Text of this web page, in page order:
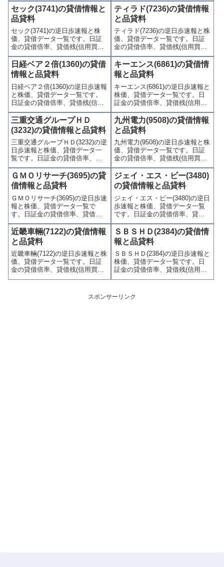
(逆日歩)、東証の週末残高、規制
(注意喚起・申込停止)など、空売
り関連情報を集計し、図解でわ
かりやすくまとめて掲載してい
ます。
歩)、東証の週末残高、規制(注意
喚起・申込停止)など、空売り関
連情報を集計し、図解でわかり
やすくまとめて掲載していま
す。
セック(3741)の貸借情報と
品貸料
セック(3741)の逆日歩速報と株
価、貸借データ一覧です。日証
金の貸借倍率、貸借残(信用買
残、信用売残)、品貸料(逆日
歩)、東証の週末残高、規制(注意
喚起・申込停止)など、空売り関
連情報を集計し、図解でわかり
やすくまとめて掲載していま
す。
ティラド(7236)の貸借情報
と品貸料
ティラド(7236)の逆日歩速報と株
価、貸借データ一覧です。日証
金の貸借倍率、貸借残(信用買
残、信用売残)、品貸料(逆日
歩)、東証の週末残高、規制(注意
喚起・申込停止)など、空売り関
連情報を集計し、図解でわかり
やすくまとめて掲載していま
す。
日経ベア２倍(1360)の貸借
情報と品貸料
日経ベア２倍(1360)の逆日歩速報
と株価、貸借データ一覧です。
日証金の貸借倍率、貸借残(信用
買残、信用売残)、品貸料(逆日
歩)、東証の週末残高、規制(注意
喚起・申込停止)など、空売り関
連情報を集計し、図解でわかり
やすくまとめて掲載していま
す。
キーエンス(6861)の貸借情
報と品貸料
キーエンス(6861)の逆日歩速報と
株価、貸借データ一覧です。日
証金の貸借倍率、貸借残(信用買
残、信用売残)、品貸料(逆日
歩)、東証の週末残高、規制(注意
喚起・申込停止)など、空売り関
連情報を集計し、図解でわかり
やすくまとめて掲載していま
す。
三重交通グループＨＤ
(3232)の貸借情報と品貸料
三重交通グループＨＤ(3232)の逆
日歩速報と株価、貸借データ一
覧です。日証金の貸借倍率、貸
借残(信用買残、信用売残)、品貸
料(逆日歩)、東証の週末残高、規
制(注意喚起・申込停止)など、空
売り関連情報を集計し、図解で
わかりやすくまとめて掲載して
います。
九州電力(9508)の貸借情報
と品貸料
九州電力(9508)の逆日歩速報と株
価、貸借データ一覧です。日証
金の貸借倍率、貸借残(信用買
残、信用売残)、品貸料(逆日
歩)、東証の週末残高、規制(注意
喚起・申込停止)など、空売り関
連情報を集計し、図解でわかり
やすくまとめて掲載していま
す。
ＧＭＯリサーチ(3695)の貸
借情報と品貸料
ＧＭＯリサーチ(3695)の逆日歩速
報と株価、貸借データ一覧で
す。日証金の貸借倍率、貸借残
(信用買残、信用売残)、品貸料
(逆日歩)、東証の週末残高、規制
(注意喚起・申込停止)など、空売
り関連情報を集計し、図解でわ
かりやすくまとめて掲載してい
ます。
ジェイ・エス・ビー(3480)
の貸借情報と品貸料
ジェイ・エス・ビー(3480)の逆日
歩速報と株価、貸借データ一覧
です。日証金の貸借倍率、貸借
残(信用買残、信用売残)、品貸料
(逆日歩)、東証の週末残高、規制
(注意喚起・申込停止)など、空売
り関連情報を集計し、図解でわ
かりやすくまとめて掲載してい
ます。
近畿車輛(7122)の貸借情報
と品貸料
近畿車輛(7122)の逆日歩速報と株
価、貸借データ一覧です。日証
金の貸借倍率、貸借残(信用買
残、信用売残)、品貸料(逆日
喚起・申込停止)など、空売り関
連情報を集計し、図解でわかり
ＳＢＳＨＤ(2384)の貸借情
報と品貸料
ＳＢＳＨＤ(2384)の逆日歩速報と
株価、貸借データ一覧です。日
証金の貸借倍率、貸借残(信用買
残、信用売残)、品貸料(逆日
喚起・申込停止)など、空売り関
連情報を集計し、図解でわかり
スポンサーリンク